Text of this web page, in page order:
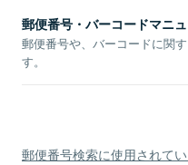
郵便番号・バーコードマニ
郵便番号や、バーコードに関
す。
郵便番号検索に使用されて